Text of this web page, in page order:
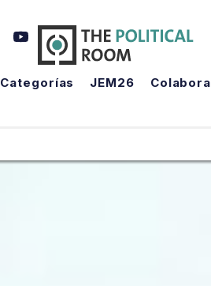
Categorías JEM26 Colabora